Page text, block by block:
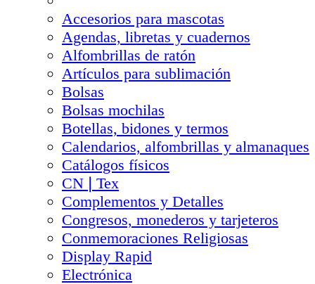
Accesorios para mascotas
Agendas, libretas y cuadernos
Alfombrillas de ratón
Artículos para sublimación
Bolsas
Bolsas mochilas
Botellas, bidones y termos
Calendarios, alfombrillas y almanaques
Catálogos físicos
CN❘Tex
Complementos y Detalles
Congresos, monederos y tarjeteros
Conmemoraciones Religiosas
Display Rapid
Electrónica